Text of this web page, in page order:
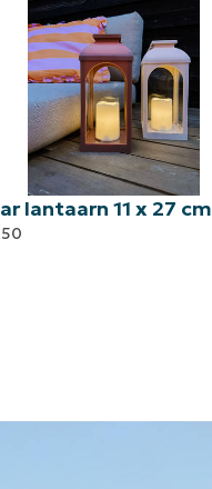
lantaarn 11 x 27 cm